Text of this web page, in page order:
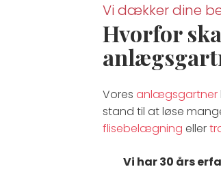
Vi dækker dine
Hvorfor
Vores anlægsgartner
stand til at løse
flisebelægning eller
Vi har 30 års